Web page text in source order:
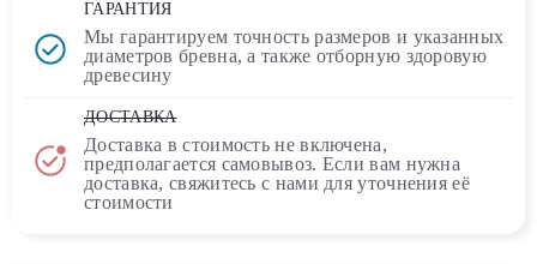
ГАРАНТИЯ
Мы гарантируем точность размеров и указанных
диаметров бревна, а также отборную здоровую
древесину
ДОСТАВКА
Доставка в стоимостьне включена,
предполагается самовывоз. Если вам нужна
доставка, свяжитесь с нами для уточнения её
стоимости